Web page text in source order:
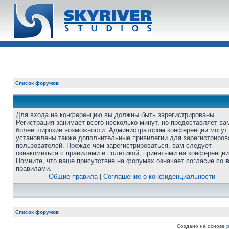
Список форумов
Для входа на конференцию вы должны быть зарегистрированы.
Регистрация занимает всего несколько минут, но предоставляет
более широкие возможности. Администратором конференции
установлены также дополнительные привилегии для
пользователей. Прежде чем зарегистрироваться, вам следует
ознакомиться с правилами и политикой, принятыми на
Помните, что ваше присутствие на форумах означает согласие со
правилами.
Общие правила| Соглашение о конфиденциальности
Список форумов
Создано на основе